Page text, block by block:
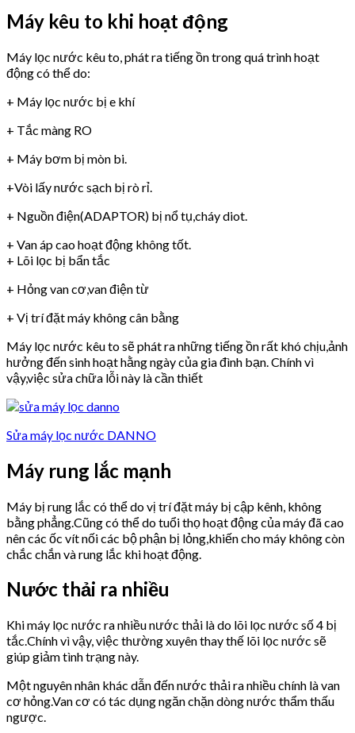
Máy kêu to khi hoạt động
Máy lọc nước kêu to, phát ra tiếng ồn trong quá trình hoạt
động có thể do:
+ Máy lọc nước bị e khí
+ Tắc màng RO
+ Máy bơm bị mòn bi.
+Vòi lấy nước sạch bị rò rỉ.
+ Nguồn điện(ADAPTOR) bị nổ tụ,cháy diot.
+ Van áp cao hoạt động không tốt.
+ Lõi lọc bị bẩn tắc
+ Hỏng van cơ,van điện từ
+ Vị trí đặt máy không cân bằng
Máy lọc nước kêu to sẽ phát ra những tiếng ồn rất khó chịu,ảnh
hưởng đến sinh hoạt hằng ngày của gia đình bạn. Chính vì
vậy,việc sửa chữa lỗi này là cần thiết
Sửa máy lọc nước DANNO
Máy rung lắc mạnh
Máy bị rung lắc có thể do vị trí đặt máy bị cập kênh, không
bằng phẳng.Cũng có thể do tuổi thọ hoạt động của máy đã cao
nên các ốc vít nối các bộ phận bị lỏng,khiến cho máy không còn
chắc chắn và rung lắc khi hoạt động.
Nước thải ra nhiều
Khi máy lọc nước ra nhiều nước thải là do lõi lọc nước số 4 bị
tắc.Chính vì vậy, việc thường xuyên thay thế lõi lọc nước sẽ
giúp giảm tình trạng này.
Một nguyên nhân khác dẫn đến nước thải ra nhiều chính là van
cơ hỏng.Van cơ có tác dụng ngăn chặn dòng nước thẩm thấu
ngược.